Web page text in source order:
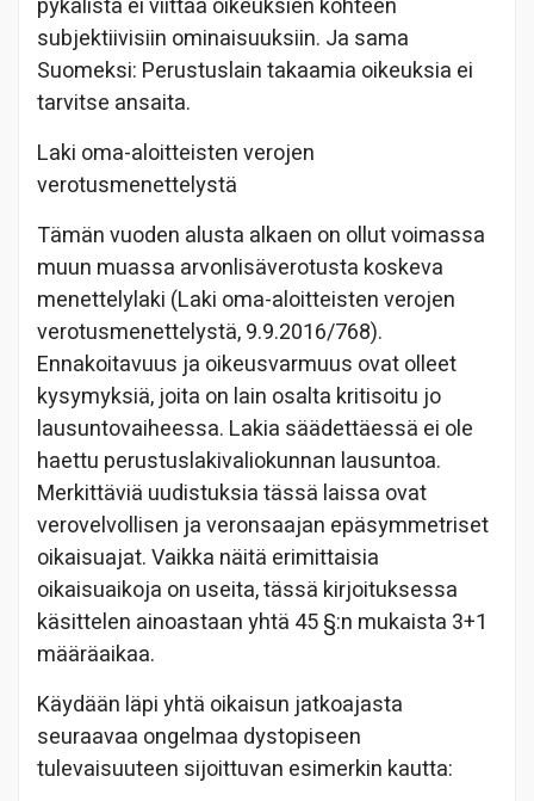
pykälistä ei viittaa oikeuksien kohteen
subjektiivisiin ominaisuuksiin. Ja sama
Suomeksi: Perustuslain takaamia oikeuksia ei
tarvitse ansaita.
Laki oma-aloitteisten verojen
verotusmenettelystä
Tämän vuoden alusta alkaen on ollut voimassa
muun muassa arvonlisäverotusta koskeva
menettelylaki (Laki oma-aloitteisten verojen
verotusmenettelystä, 9.9.2016/768).
Ennakoitavuus ja oikeusvarmuus ovat olleet
kysymyksiä, joita on lain osalta kritisoitu jo
lausuntovaiheessa. Lakia säädettäessä ei ole
haettu perustuslakivaliokunnan lausuntoa.
Merkittäviä uudistuksia tässä laissa ovat
verovelvollisen ja veronsaajan epäsymmetriset
oikaisuajat. Vaikka näitä erimittaisia
oikaisuaikoja on useita, tässä kirjoituksessa
käsittelen ainoastaan yhtä 45 §:n mukaista 3+1
määräaikaa.
Käydään läpi yhtä oikaisun jatkoajasta
seuraavaa ongelmaa dystopiseen
tulevaisuuteen sijoittuvan esimerkin kautta: